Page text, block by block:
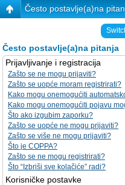
Često postavlje(a)na
Često postavlje(a)na pitanja
Prijavljivanje i registracija
Zašto se ne mogu prijaviti?
Zašto se uopće moram registrirati?
Kako mogu onemogućiti
Kako mogu onemogućiti pojavu
Što ako izgubim zaporku?
Zašto se uopće ne mogu prijaviti?
Zašto se više ne mogu prijaviti?
Što je COPPA?
Zašto se ne mogu registrirati?
Što “Izbriši sve kolačiće” radi?
Korisničke postavke